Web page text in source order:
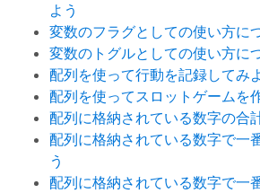
よう
変数のフラグとしての使い方に
変数のトグルとしての使い方に
配列を使って行動を記録してみ
配列を使ってスロットゲームを
配列に格納されている数字の合
配列に格納されている数字で一
う
配列に格納されている数字で一